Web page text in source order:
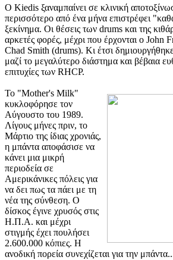
Ο Kiedis ξαναμπαίνει σε κλινική
περισσότερο από ένα μήνα επιστρέφει
ξεκίνημα. Οι θέσεις των drums και της
αρκετές φορές, μέχρι που έρχονται ο John
Chad Smith (drums). Κι έτσι
μαζί το μεγαλύτερο διάστημα και βέβαια
επιτυχίες των RHCP.
Το "Mother's Milk"
κυκλοφόρησε τον
Αύγουστο του 1989.
Λίγους μήνες πριν, το
Μάρτιο της ίδιας χρονιάς,
η μπάντα αποφάσισε να
κάνει μια μικρή
περιοδεία σε
Αμερικάνικες πόλεις για
να δει πως τα πάει με τη
νέα της σύνθεση. Ο
δίσκος έγινε χρυσός στις
Η.Π.Α. και μέχρι
στιγμής έχει πουλήσει
2.600.000 κόπιες. Η
ανοδική πορεία συνεχίζεται για την